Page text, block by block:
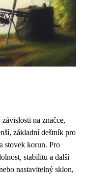
na značce,
základní deštník pro
stovek korun. Pro
stabilitu a další
nastavitelný sklon,